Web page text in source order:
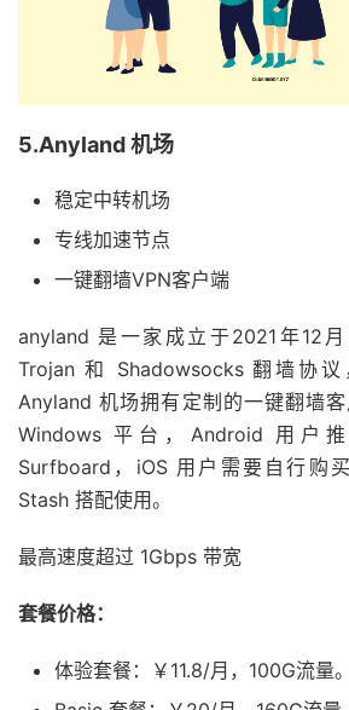
5.Anyland 机场
稳定中转机场
专线加速节点
一键翻墙VPN客户端
anyland 是一家成立于2021年12
Trojan 和 Shadowsocks 翻墙协议
Anyland 机场拥有定制的一键翻墙
Windows 平台，Android 用户
Surfboard，iOS 用户需要自行购
Stash 搭配使用。
最高速度超过 1Gbps 带宽
套餐价格：
体验套餐：￥11.8/月，100G流量。